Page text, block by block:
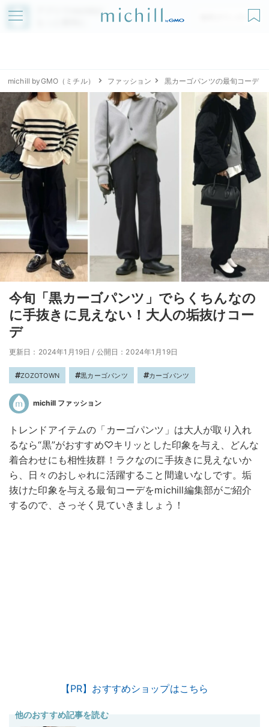
アプリでmichillが
無料ダウンロード
michill byGMO（ミチル） ファッション 黒カーゴパンツの最旬コーデ
今旬「黒カーゴパンツ」でらくちんなの
に手抜きに見えない！大人の垢抜けコー
デ
更新日：2024年1月19日 / 公開日：2024年1月19日
ZOZOTOWN 黒カーゴパンツ カーゴパンツ
michill ファッション
トレンドアイテムの「カーゴパンツ」は大人が取り入れ
るなら“黒”がおすすめ♡キリッとした印象を与え、どんな
着合わせにも相性抜群！ラクなのに手抜きに見えないか
ら、日々のおしゃれに活躍すること間違いなしです。垢
抜けた印象を与える最旬コーデをmichill編集部がご紹介
するので、さっそく見ていきましょう！
【PR】おすすめショップはこちら
他のおすすめ記事を読む